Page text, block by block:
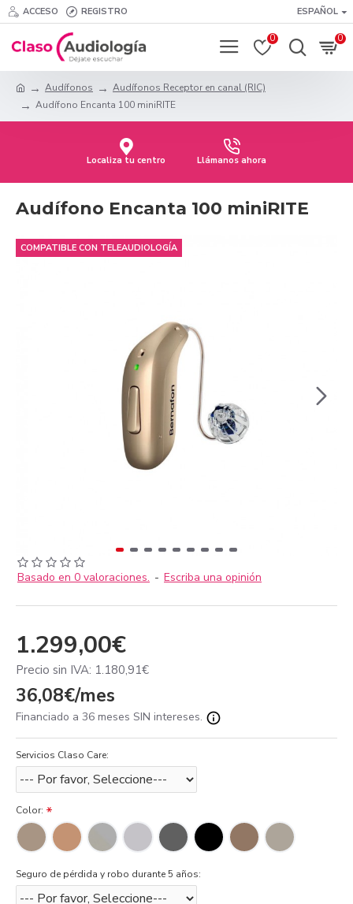
ACCESO REGISTRO ESPAÑOL
0 0
Audífonos
Audífonos Receptor en canal (RIC)
Audífono Encanta 100 miniRITE
Localiza tu centro Llámanos ahora
Audífono Encanta 100 miniRITE
COMPATIBLE CON TELEAUDIOLOGÍA
Basado en 0 valoraciones. - Escriba una opinión
1.299,00€
Precio sin IVA: 1.180,91€
36,08€/mes
Financiado a 36 meses SIN intereses.
Servicios Claso Care:
Color:
Seguro de pérdida y robo durante 5 años: